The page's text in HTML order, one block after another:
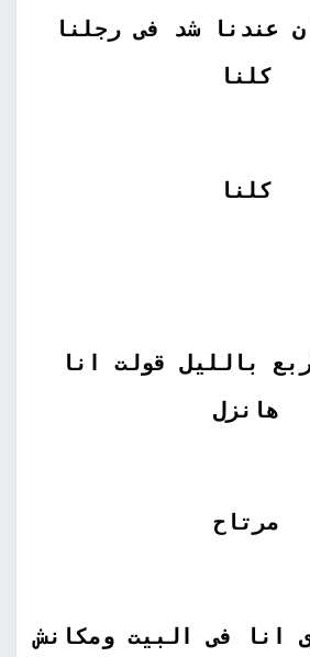
عندنا شد فى رجلنا
كلنا
كلنا
بالليل قولت انا
هانزل
مرتاح
انا فى البيت ومكانش